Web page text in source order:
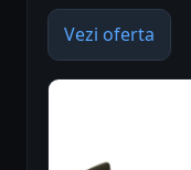
Vezi oferta